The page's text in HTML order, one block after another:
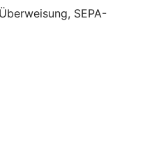
SEPA-